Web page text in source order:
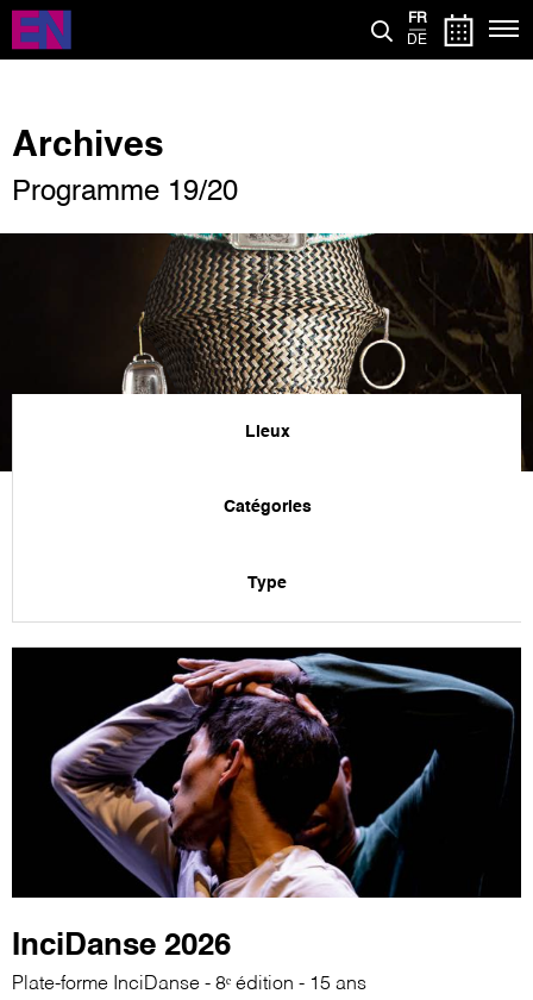
Aller
contenu
FR
DE
Archives
Programme 19/20
Lieux
Catégories
Type
InciDanse 2026
Plate-forme InciDanse - 8ᵉ édition - 15 ans